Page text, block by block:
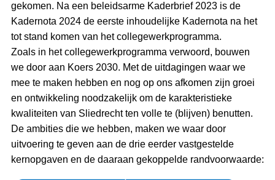
gekomen. Na een beleidsarme Kaderbrief 2023 is de
Kadernota 2024 de eerste inhoudelijke Kadernota na het
tot stand komen van het collegewerkprogramma.
Zoals in het collegewerkprogramma verwoord, bouwen
we door aan Koers 2030. Met de uitdagingen waar we
mee te maken hebben en nog op ons afkomen zijn groei
en ontwikkeling noodzakelijk om de karakteristieke
kwaliteiten van Sliedrecht ten volle te (blijven) benutten.
De ambities die we hebben, maken we waar door
uitvoering te geven aan de drie eerder vastgestelde
kernopgaven en de daaraan gekoppelde randvoorwaarde: